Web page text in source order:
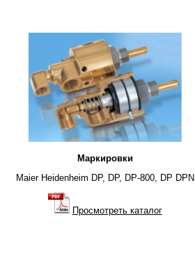
Маркировки
Maier Heidenheim DP, DP, DP-800, DP DPN
Просмотреть каталог